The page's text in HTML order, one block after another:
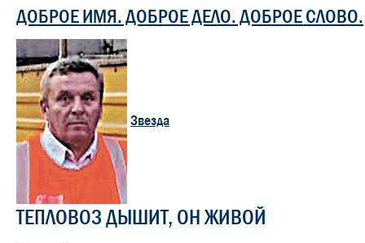
ДОБРОЕ ИМЯ. ДОБРОЕ ДЕЛО. ДОБРОЕ СЛОВО.
Звезда
ТЕПЛОВОЗ ДЫШИТ, ОН ЖИВОЙ